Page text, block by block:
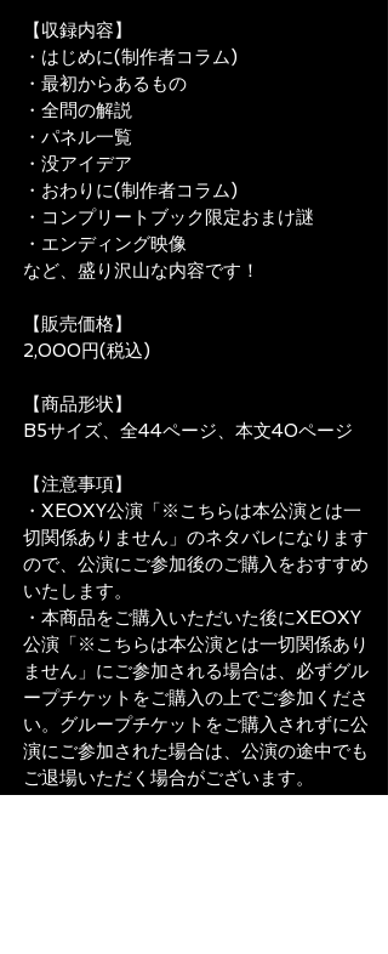
【収録内容】
・はじめに(制作者コラム)
・最初からあるもの
・全問の解説
・パネル一覧
・没アイデア
・おわりに(制作者コラム)
・コンプリートブック限定おまけ謎
・エンディング映像
など、盛り沢山な内容です！
【販売価格】
2,000円(税込)
【商品形状】
B5サイズ、全44ページ、本文40ページ
【注意事項】
・XEOXY公演「※こちらは本公演とは一
切関係ありません」のネタバレになります
ので、公演にご参加後のご購入をおすすめ
いたします。
・本商品をご購入いただいた後にXEOXY
公演「※こちらは本公演とは一切関係あり
ません」にご参加される場合は、必ずグル
ープチケットをご購入の上でご参加くださ
い。グループチケットをご購入されずに公
演にご参加された場合は、公演の途中でも
ご退場いただく場合がございます。